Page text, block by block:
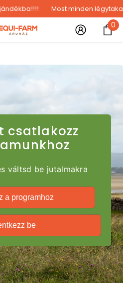
Most minden
00
csatlakozz
váltsd be jutalmakra
a programhoz
be